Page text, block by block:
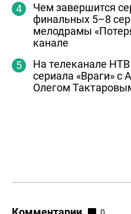
Чем завершится
финальных 5–8
мелодрамы
канале
На телеканале
сериала «Враги»
Олегом